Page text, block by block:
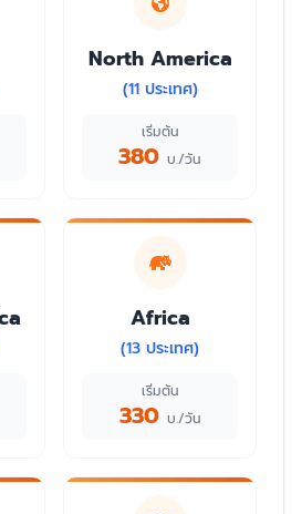
North America
(11 ประเทศ)
เริ่มต้น
380 บ./วัน
Africa
(13 ประเทศ)
เริ่มต้น
330 บ./วัน